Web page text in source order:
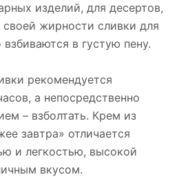
изделий, для десертов,
жирности сливки для
в густую пену.
рекомендуется
а непосредственно
– взболтать. Крем из
завтра» отличается
и легкостью, высокой
вкусом.